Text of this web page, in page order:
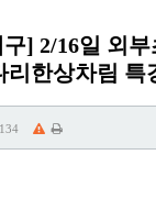
] 2/16일 외
리한상차림 특